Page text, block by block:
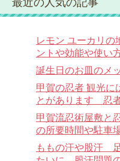
最近の人気の記事
レモン ユーカリ
ントや効能や使い
誕生日のお皿のメ
甲賀の忍者 観光に
とがあります 忍
甲賀流忍術屋敷と
の所要時間や駐車
ももの汗や股汗